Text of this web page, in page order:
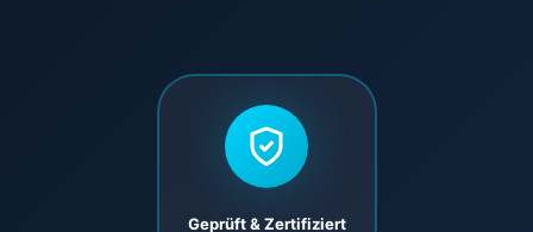
Geprüft & Zertifiziert